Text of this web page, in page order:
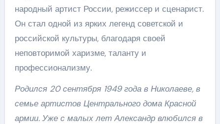
народный артист России, режиссер и сценарист.
Он стал одной из ярких легенд советской и
российской культуры, благодаря своей
неповторимой харизме, таланту и
профессионализму.
Родился 20 сентября 1949 года в Николаеве, в
семье артистов Центрального дома Красной
армии. Уже с малых лет Александр влюбился в